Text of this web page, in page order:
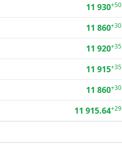
11 930+50
11 860+30
11 920+35
11 915+35
11 860+30
11 915.64+29